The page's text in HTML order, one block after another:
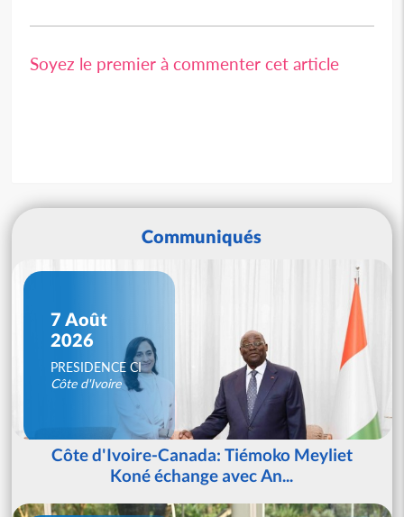
Soyez le premier à commenter cet article
Communiqués
7 Août
2026
PRESIDENCE CI
Côte d'Ivoire
Côte d'Ivoire-Canada: Tiémoko Meyliet
Koné échange avec An...